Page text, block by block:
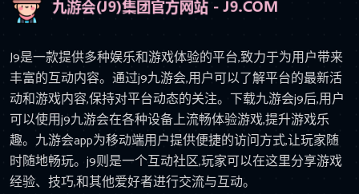
J9是一款提供多种娱乐和游戏体验的平台,致力于为用户带来
丰富的互动内容。通过j9九游会,用户可以了解平台的最新活
动和游戏内容,保持对平台动态的关注。下载九游会j9后,用户
可以使用j9九游会在各种设备上流畅体验游戏,提升游戏乐
趣。九游会app为移动端用户提供便捷的访问方式,让玩家随
时随地畅玩。j9则是一个互动社区,玩家可以在这里分享游戏
经验、技巧,和其他爱好者进行交流与互动。